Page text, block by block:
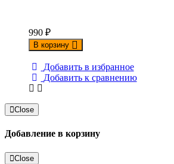
990 ₽
В корзину
Добавить в избранное
Добавить к сравнению
Close
Добавление в корзину
Close